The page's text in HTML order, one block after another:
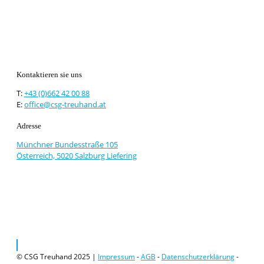
Kontaktieren sie uns
T:+43 (0)662 42 00 88
E:office@csg-treuhand.at
Adresse
Münchner Bundesstraße 105
Österreich, 5020 Salzburg Liefering
© CSG Treuhand 2025 | Impressum-AGB - Datenschutzerklärung-